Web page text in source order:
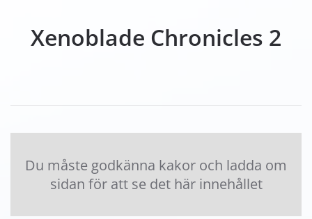
Xenoblade Chronicles 2
Du måste godkänna kakor och ladda om
sidan för att se det här innehållet